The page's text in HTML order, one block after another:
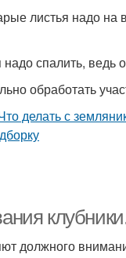
листья надо
спалить,
обработать
должного